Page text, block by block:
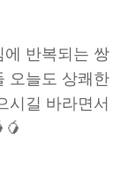
에 반복되는 쌍
오늘도 상쾌한
시길 바라면서